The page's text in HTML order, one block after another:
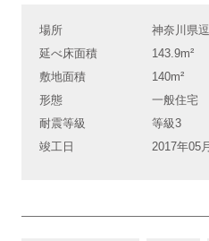
場所
神奈川県
延べ床面積
143.9m²
敷地面積
140m²
形態
一般住宅
耐震等級
等級3
竣工日
2017年05月